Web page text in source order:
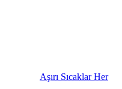
Aşırı Sıcaklar Her